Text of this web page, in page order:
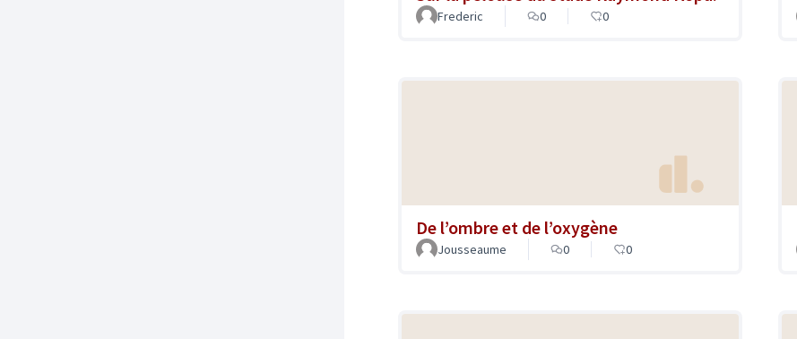
Frederic 0 0
De l’ombre et de l’oxygène
Jousseaume 0 0